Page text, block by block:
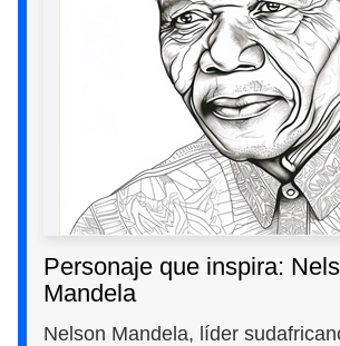
Personaje que inspira:
Mandela
Nelson Mandela, líder